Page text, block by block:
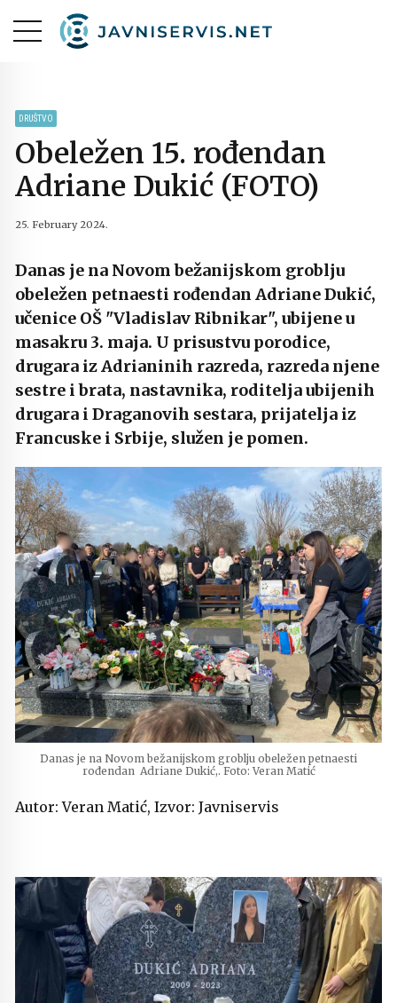
DRUŠTVO
Obeležen 15. rođendan
Adriane Dukić (FOTO)
25. February 2024.
Danas je na Novom bežanijskom groblju
obeležen petnaesti rođendan Adriane Dukić,
učenice OŠ "Vladislav Ribnikar", ubijene u
masakru 3. maja. U prisustvu porodice,
drugara iz Adrianinih razreda, razreda njene
sestre i brata, nastavnika, roditelja ubijenih
drugara i Draganovih sestara, prijatelja iz
Francuske i Srbije, služen je pomen.
Danas je na Novom bežanijskom groblju obeležen petnaesti
rođendan Adriane Dukić,. Foto: Veran Matić
Autor: Veran Matić, Izvor: Javniservis